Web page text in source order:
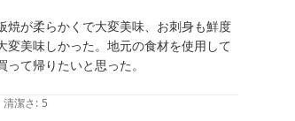
が柔らかくで大変美味、お刺身も鮮度
美味しかった。地元の食材を使用して
て帰りたいと思った。
清潔さ: 5